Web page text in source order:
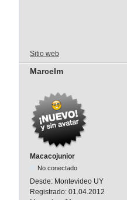
Sitio web
Marcelm
Macacojunior
No conectado
Desde: Montevideo UY
Registrado: 01.04.2012